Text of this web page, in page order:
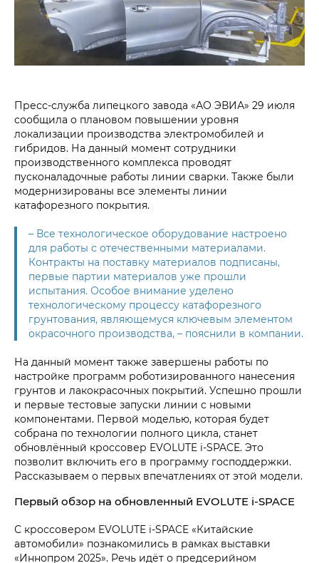
Пресс-служба липецкого завода «АО ЭВИА» 29 июля
сообщила о плановом повышении уровня
локализации производства электромобилей и
гибридов. На данный момент сотрудники
производственного комплекса проводят
пусконаладочные работы линии сварки. Также были
модернизированы все элементы линии
катафорезного покрытия.
– Все технологическое оборудование настроено
для работы с отечественными материалами.
Контракты на поставку материалов подписаны,
первые партии материалов уже прошли
испытания. Особое внимание уделено
технологическому процессу катафорезного
грунтования, являющемуся ключевым элементом
окрасочного производства, – пояснили в компании.
На данный момент также завершены работы по
настройке программ роботизированного нанесения
грунтов и лакокрасочных покрытий. Успешно прошли
и первые тестовые запуски линии с новыми
компонентами. Первой моделью, которая будет
собрана по технологии полного цикла, станет
обновлённый кроссовер EVOLUTE i‑SPACE. Это
позволит включить его в программу господдержки.
Рассказываем о первых впечатлениях от этой модели.
Первый обзор на обновленный EVOLUTE i‑SPACE
С кроссовером EVOLUTE i‑SPACE «Китайские
автомобили» познакомились в рамках выставки
«Иннопром 2025». Речь идёт о предсерийном